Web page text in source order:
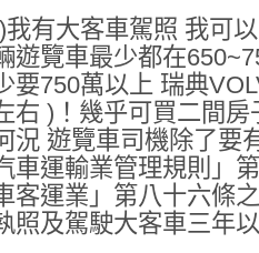
我有大客車駕照 我可
遊覽車最少都在
要750萬以上 瑞典
右 )！幾乎可買二間
況 遊覽車司機除了要
車運輸業管理規則」
客運業」第八十六條
照及駕駛大客車三年